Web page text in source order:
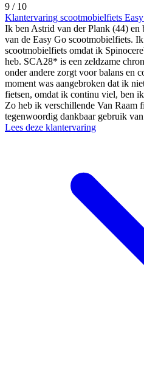
9 / 10
Klantervaring scootmobielfiets
Ik ben Astrid van der Plank (44) en
van de Easy Go scootmobielfiets.
scootmobielfiets omdat ik
heb. SCA28* is een zeldzame
onder andere zorgt voor balans en
moment was aangebroken dat ik
fietsen, omdat ik continu viel, ben
Zo heb ik verschillende Van Raam
tegenwoordig dankbaar gebruik
Lees deze klantervaring